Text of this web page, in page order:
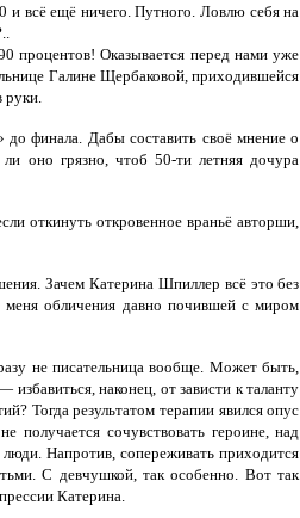
и всё ещё ничего. Путного. Ловлю себя на
процентов! Оказывается перед нами уже
Галине Щербаковой, приходившейся
до финала. Дабы составить своё мнение о
ли оно грязно, чтоб 50-ти летняя дочура
откинуть откровенное враньё авторши,
Зачем Катерина Шпиллер всё это без
меня обличения давно почившей с миром
не писательница вообще. Может быть,
наконец, от зависти к таланту
Тогда результатом терапии явился опус
получается сочувствовать героине, над
люди. Напротив, сопереживать приходится
С девчушкой, так особенно. Вот так
Катерина.